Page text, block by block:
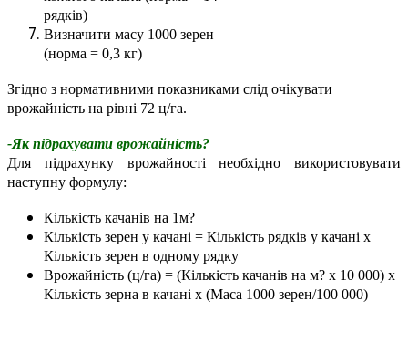
рядків)
Визначити масу 1000 зерен
(норма = 0,3 кг)
Згідно з нормативними показниками слід очікувати
врожайність на рівні 72 ц/гa.
-Як підрахувати врожайність?
Для підрахунку врожайності необхідно використовувати
наступну формулу:
Кількість качанів на 1м?
Кількість зерен у качані = Кількість рядків у качані x
Кількість зерен в одному рядку
Врожайність (ц/гa) = (Кількість качанів на м? x 10 000) x
Кількість зерна в качані x (Маса 1000 зерен/100 000)